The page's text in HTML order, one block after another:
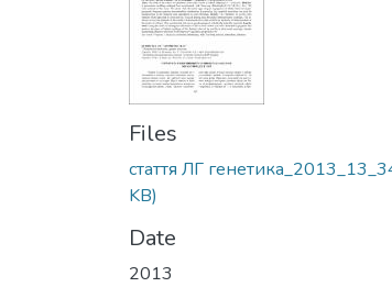
Files
стаття ЛГ
KB)
Date
2013